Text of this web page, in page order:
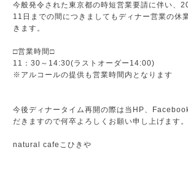
今般発令された東京都の時短営業要請に伴い、
11日までの間につきましてもディナー営業の休
きます。
□営業時間□
11：30～14:30(ラストオーダー14:00)
※アルコールの提供も営業時間内となります
今後ディナータイム再開の際は当HP、
だきますので何卒よろしくお願い申し上げます。
natural cafeこひきや